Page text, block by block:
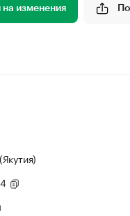
на изменения